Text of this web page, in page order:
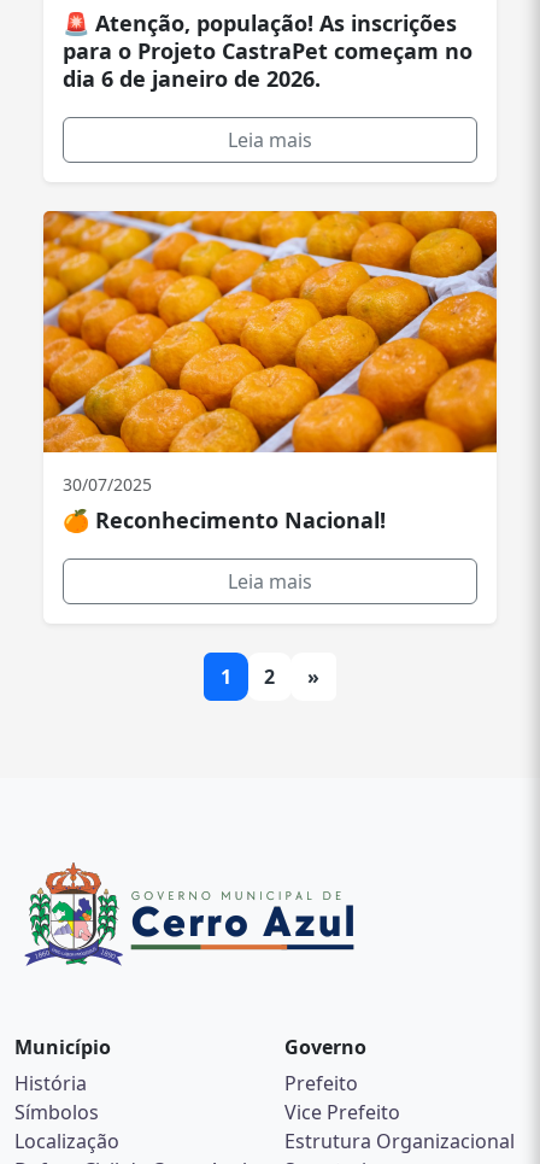
🚨 Atenção, população! As inscrições
para o Projeto CastraPet começam no
dia 6 de janeiro de 2026.
Leia mais
30/07/2025
🍊 Reconhecimento Nacional!
Leia mais
1 2 »
Município
História
Símbolos
Localização
Governo
Prefeito
Vice Prefeito
Estrutura Organizacional